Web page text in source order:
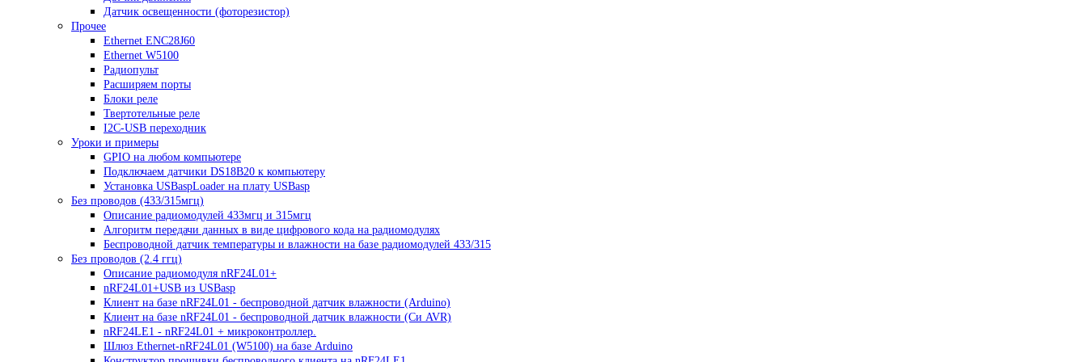
Датчик освещенности (фоторезистор)
Прочее
Ethernet ENC28J60
Ethernet W5100
Радиопульт
Расширяем порты
Блоки реле
Твертотельные реле
I2C-USB переходник
Уроки и примеры
GPIO на любом компьютере
Подключаем датчики DS18B20 к компьютеру
Установка USBaspLoader на плату USBasp
Без проводов (433/315мгц)
Описание радиомодулей 433мгц и 315мгц
Алгоритм передачи данных в виде цифрового кода на радиомодулях
Беспроводной датчик температуры и влажности на базе радиомодулей 433/315
Без проводов (2.4 ггц)
Описание радиомодуля nRF24L01+
nRF24L01+USB из USBasp
Клиент на базе nRF24L01 - беспроводной датчик влажности (Arduino)
Клиент на базе nRF24L01 - беспроводной датчик влажности (Си AVR)
nRF24LE1 - nRF24L01 + микроконтроллер.
Шлюз Ethernet-nRF24L01 (W5100) на базе Arduino